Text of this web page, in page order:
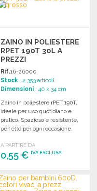
Richiedi un preventivo
ZAINO IN POLIESTERE
RPET 190T 30L A
PREZZI
ALL'INGROSSO
Rif.16-26000
Stock : 2 353 articoli
Dimensioni : 40 x 34 cm
Zaino in poliestere rPET 190T,
ideale per uso quotidiano e
pratico. Spazioso e resistente,
perfetto per ogni occasione.
A PARTIRE DA
0,55 €IVA ESCLUSA
ORDINARE